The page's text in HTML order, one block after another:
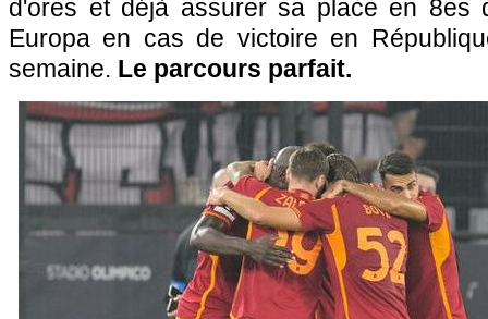
d'ores et déjà assurer sa place en 8es
Europa en cas de victoire en
semaine. Le parcours parfait.